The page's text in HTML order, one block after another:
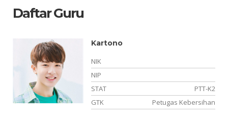
Daftar Guru
Kartono
NIK
NIP
STAT
PTT-K2
GTK
Petugas Kebersihan